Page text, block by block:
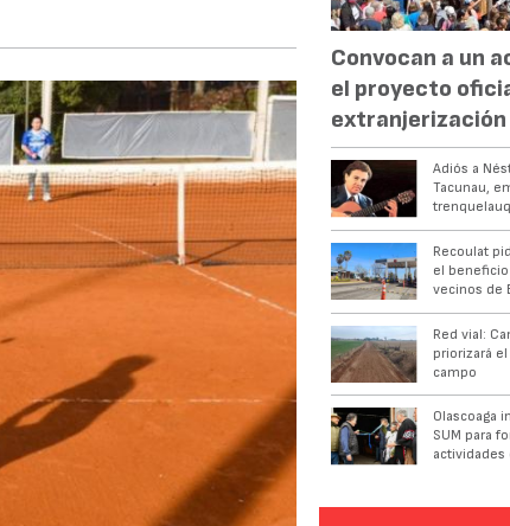
Convocan a un
el proyecto
Adiós a
Tacunau,
Recoulat
el
vecinos de
Red vial:
priorizará
campo
Olascoaga
SUM para
actividades